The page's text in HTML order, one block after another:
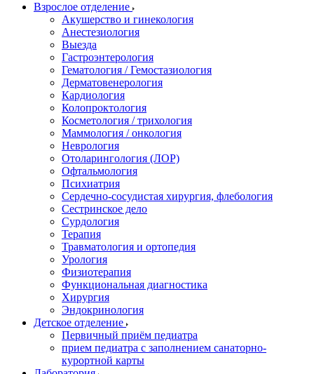
Взрослое отделение
Акушерство и гинекология
Анестезиология
Выезда
Гастроэнтерология
Гематология / Гемостазиология
Дерматовенерология
Кардиология
Колопроктология
Косметология / трихология
Маммология / онкология
Неврология
Отоларингология (ЛОР)
Офтальмология
Психиатрия
Сердечно-сосудистая хирургия, флебология
Сестринское дело
Сурдология
Терапия
Травматология и ортопедия
Урология
Физиотерапия
Функциональная диагностика
Хирургия
Эндокринология
Детское отделение
Первичный приём педиатра
прием педиатра с заполнением санаторно-
курортной карты